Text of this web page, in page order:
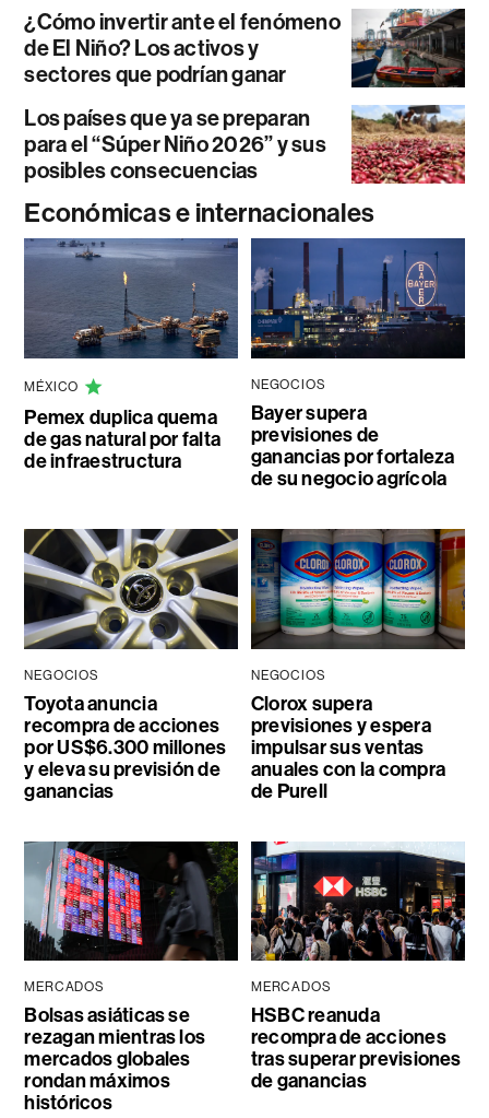
¿Cómo invertir ante el fenómeno
de El Niño? Los activos y
sectores que podrían ganar
Los países que ya se preparan
para el “Súper Niño 2026” y sus
posibles consecuencias
Económicas e internacionales
MÉXICO
Pemex duplica quema
de gas natural por falta
de infraestructura
NEGOCIOS
Bayer supera
previsiones de
ganancias por fortaleza
de su negocio agrícola
NEGOCIOS
Toyota anuncia
recompra de acciones
por US$6.300 millones
y eleva su previsión de
ganancias
NEGOCIOS
Clorox supera
previsiones y espera
impulsar sus ventas
anuales con la compra
de Purell
MERCADOS
Bolsas asiáticas se
rezagan mientras los
mercados globales
rondan máximos
históricos
MERCADOS
HSBC reanuda
recompra de acciones
tras superar previsiones
de ganancias